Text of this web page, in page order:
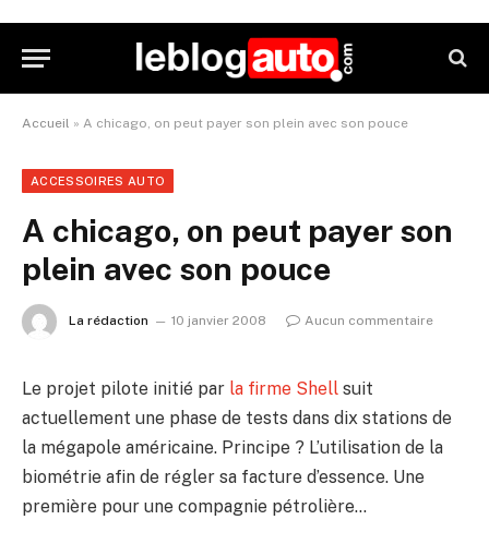
Accueil » A chicago, on peut payer son plein avec son pouce
ACCESSOIRES AUTO
A chicago, on peut payer son
plein avec son pouce
La rédaction 10 janvier 2008 Aucun commentaire
Le projet pilote initié par la firme Shell suit
actuellement une phase de tests dans dix stations de
la mégapole américaine. Principe ? L’utilisation de la
biométrie afin de régler sa facture d’essence. Une
première pour une compagnie pétrolière…